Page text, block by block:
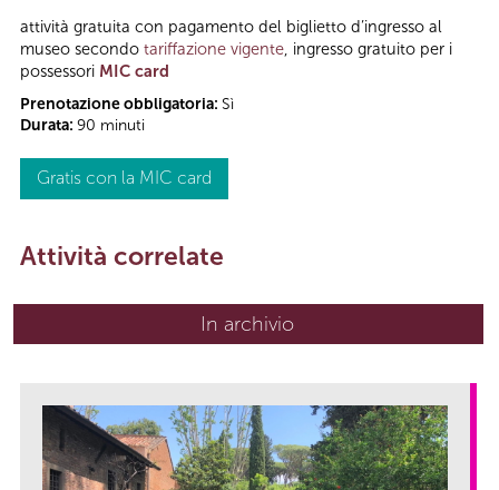
attività gratuita con pagamento del biglietto d’ingresso al
museo secondo tariffazione vigente, ingresso gratuito per i
possessori MIC card
Prenotazione obbligatoria: Sì
Durata: 90 minuti
Gratis con la MIC card
Attività correlate
In archivio